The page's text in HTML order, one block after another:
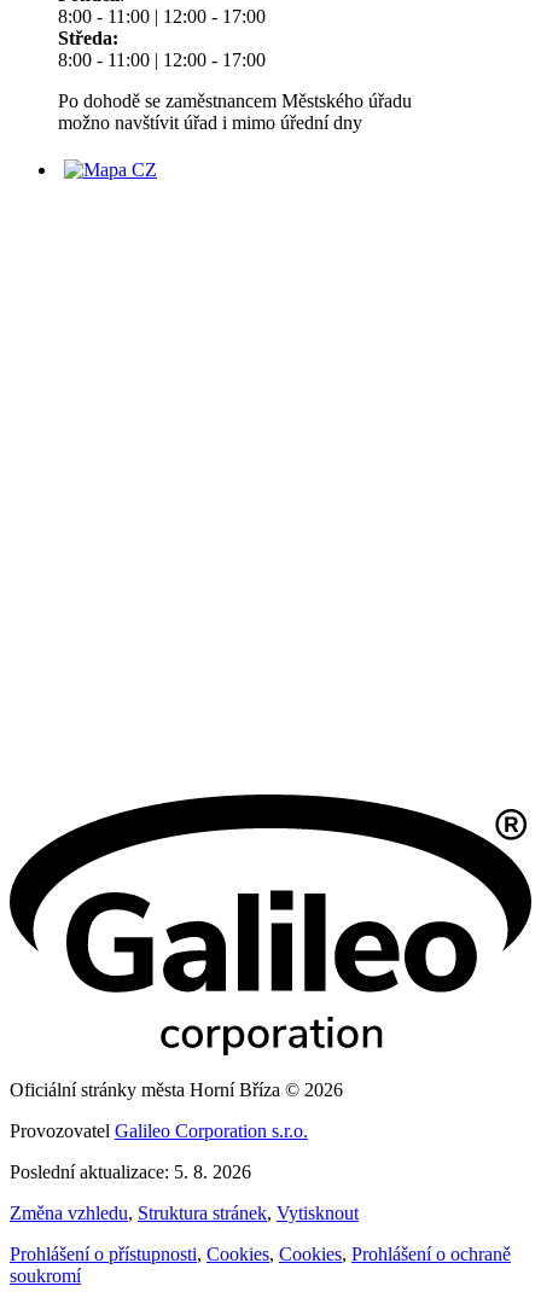
8:00 - 11:00 | 12:00 - 17:00
Středa:
8:00 - 11:00 | 12:00 - 17:00
Po dohodě se zaměstnancem Městského úřadu
možno navštívit úřad i mimo úřední dny
Oficiální stránky města Horní Bříza © 2026
Provozovatel Galileo Corporation s.r.o.
Poslední aktualizace: 5. 8. 2026
Změna vzhledu, Struktura stránek, Vytisknout
Prohlášení o přístupnosti, Cookies, Cookies, Prohlášení o ochraně
soukromí